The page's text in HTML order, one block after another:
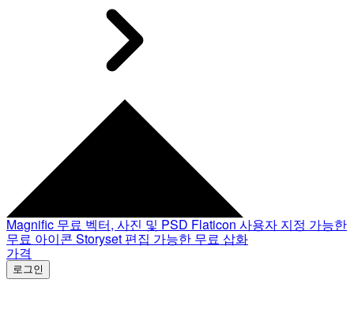
Magnific 무료 벡터, 사진 및 PSD Flaticon 사용자 지정 가능한
무료 아이콘 Storyset 편집 가능한 무료 삽화
가격
로그인